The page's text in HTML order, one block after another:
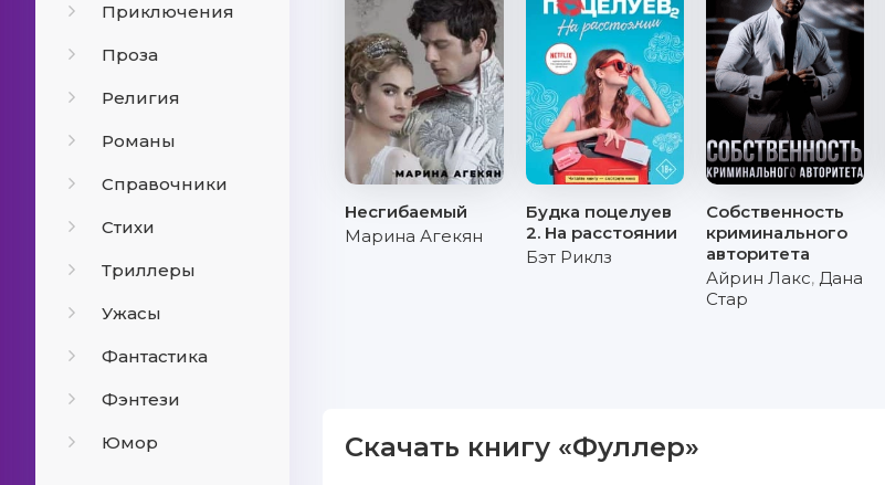
Приключения
Проза
Религия
Романы
Справочники
Стихи
Триллеры
Ужасы
Фантастика
Фэнтези
Юмор
Несгибаемый
Марина Агекян
Будка поцелуев
2. На расстоянии
Бэт Риклз
Собственность
криминального
авторитета
Айрин Лакс, Дана
Стар
Скачать книгу «Фуллер»